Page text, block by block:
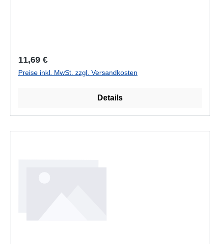
Regulärer Preis:
11,69 €
Preise inkl. MwSt. zzgl. Versandkosten
Details